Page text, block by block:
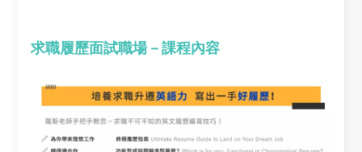
求職履歷面試職場－課程內容